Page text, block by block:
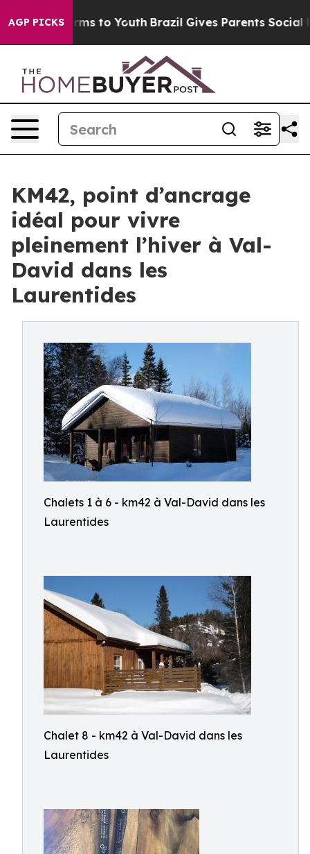
AGP PICKS
Harms to Youth Brazil Gives Parents Social
KM42, point d’ancrage
idéal pour vivre
pleinement l’hiver à Val-
David dans les
Laurentides
Chalets 1 à 6 - km42 à Val-David dans les
Laurentides
Chalet 8 - km42 à Val-David dans les
Laurentides